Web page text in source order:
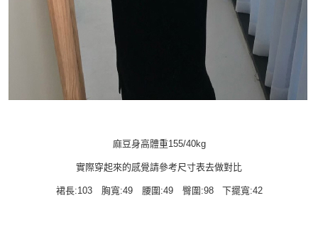
麻豆身高體重155/40kg
實際穿起來的感覺請參考尺寸表去做對比
裙長:103 胸寬:49 腰圍:49 臀圍:98 下擺寬:42